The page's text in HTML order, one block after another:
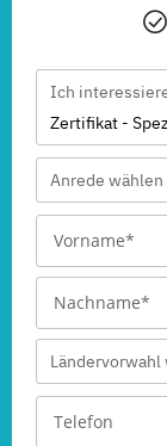
Ich
Zertifikat -
Anrede wählen
Ländervorwahl